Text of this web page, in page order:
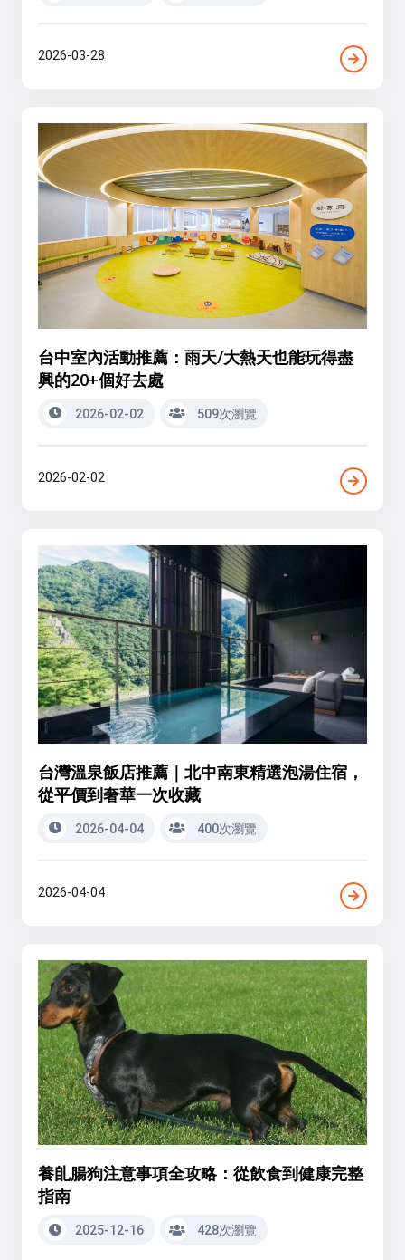
2026-03-28
台中室內活動推薦：雨天/大熱天也能玩得盡
興的20+個好去處
2026-02-02 509次瀏覽
2026-02-02
台灣溫泉飯店推薦｜北中南東精選泡湯住宿，
從平價到奢華一次收藏
2026-04-04 400次瀏覽
2026-04-04
養臫腸狗注意事項全攻略：從飲食到健康完整
指南
2025-12-16 428次瀏覽